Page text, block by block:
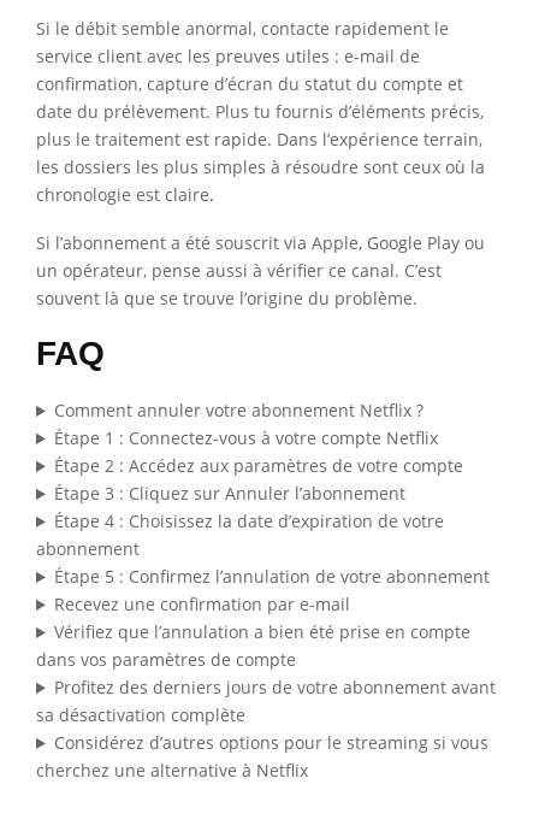
Si le débit semble anormal, contacte rapidement le
service client avec les preuves utiles : e-mail de
confirmation, capture d’écran du statut du compte et
date du prélèvement. Plus tu fournis d’éléments précis,
plus le traitement est rapide. Dans l’expérience terrain,
les dossiers les plus simples à résoudre sont ceux où la
chronologie est claire.
Si l’abonnement a été souscrit via Apple, Google Play ou
un opérateur, pense aussi à vérifier ce canal. C’est
souvent là que se trouve l’origine du problème.
FAQ
Comment annuler votre abonnement Netflix ?
Étape 1 : Connectez-vous à votre compte Netflix
Étape 2 : Accédez aux paramètres de votre compte
Étape 3 : Cliquez sur Annuler l’abonnement
Étape 4 : Choisissez la date d’expiration de votre
abonnement
Étape 5 : Confirmez l’annulation de votre abonnement
Recevez une confirmation par e-mail
Vérifiez que l’annulation a bien été prise en compte
dans vos paramètres de compte
Profitez des derniers jours de votre abonnement avant
sa désactivation complète
Considérez d’autres options pour le streaming si vous
cherchez une alternative à Netflix